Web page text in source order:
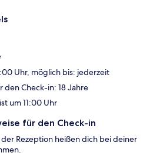
Uhr, möglich bis: jederzeit
den Check-in: 18 Jahre
um 11:00 Uhr
für den Check-in
Rezeption heißen dich bei deiner